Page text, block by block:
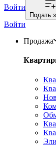
Войти
Подать
Войти
Продажа